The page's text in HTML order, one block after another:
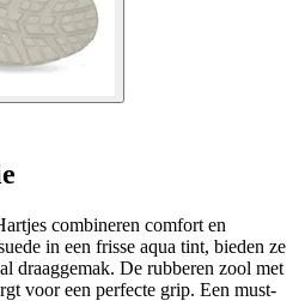
combineren comfort en
in een frisse aqua tint, bieden ze
draaggemak. De rubberen zool met
voor een perfecte grip. Een must-